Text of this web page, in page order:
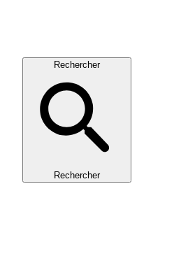
Rechercher
Rechercher